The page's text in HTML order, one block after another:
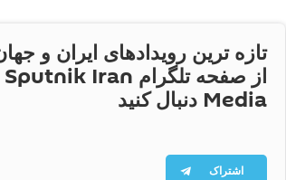
تازه ترین رویدادهای ایران و
از صفحه تلگرام Sputnik Iran
Media دنبال کنید
اشتراک